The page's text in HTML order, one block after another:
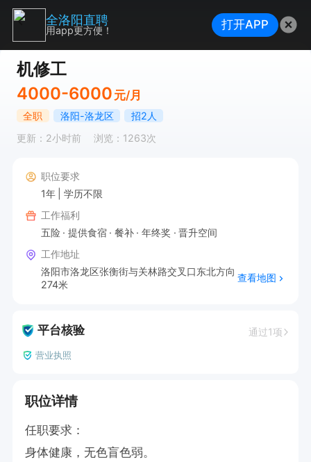
机修工
4000-6000 元/月
全职 洛阳-洛龙区
招2人
更新：2小时前
浏览：1263次
职位要求
1年
学历不限
工作福利
五险
提供食宿 餐补 年终奖
晋升空间
工作地址
洛阳市洛龙区张衡街与关林路交叉口东北方向
274米
查看地图
平台核验 通过1项
营业执照
职位详情
任职要求：
身体健康，无色盲色弱。
全洛阳直聘
用app更方便！ 打开APP